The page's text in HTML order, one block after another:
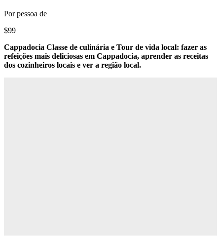
Por pessoa de
$99
Cappadocia Classe de culinária e Tour de vida local: fazer as
refeições mais deliciosas em Cappadocia, aprender as receitas
dos cozinheiros locais e ver a região local.